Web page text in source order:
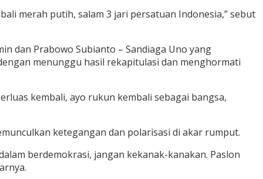
merah putih, salam 3 jari persatuan Indonesia,” sebut
dan Prabowo Subianto – Sandiaga Uno yang
menunggu hasil rekapitulasi dan menghormati
kembali, ayo rukun kembali sebagai bangsa,
ketegangan dan polarisasi di akar rumput.
berdemokrasi, jangan kekanak-kanakan. Paslon